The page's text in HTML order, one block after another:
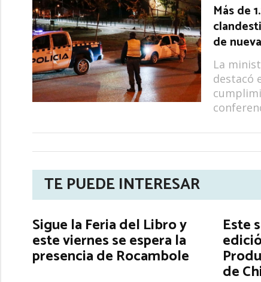
Más de
de
La
destacó
TE PUEDE INTERESAR
Sigue la Feria del Libro y
este viernes se espera la
presencia de Rocambole
Este
de